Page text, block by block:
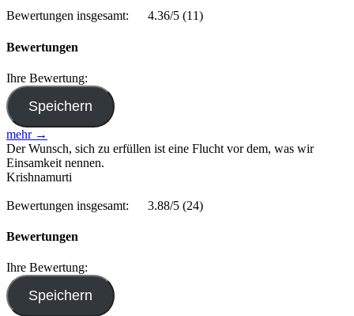
Bewertungen insgesamt: 4.36/5 (11)
Bewertungen
Ihre Bewertung:
mehr →
Der Wunsch, sich zu erfüllen ist eine Flucht vor dem, was wir
Einsamkeit nennen.
Krishnamurti
Bewertungen insgesamt: 3.88/5 (24)
Bewertungen
Ihre Bewertung: